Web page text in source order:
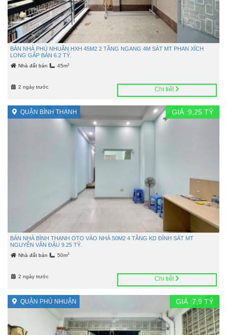
BÁN NHÀ PHÚ NHUẬN HXH 45M2 2 TẦNG NGANG 4M SÁT MT PHAN XÍCH
LONG GẤP BÁN 6.2 TỶ.
Nhà đất bán 45m2
2 ngày trước Chi tiết
QUẬN BÌNH THẠNH GIÁ :9,25 TỶ
BÁN NHÀ BÌNH THẠNH OTO VÀO NHÀ 50M2 4 TẦNG KD ĐỈNH SÁT MT
NGUYỄN VĂN ĐẬU 9.25 TỶ.
Nhà đất bán 50m2
2 ngày trước Chi tiết
QUẬN PHÚ NHUẬN GIÁ :7,9 TỶ